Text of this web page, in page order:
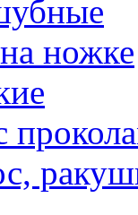
ножке